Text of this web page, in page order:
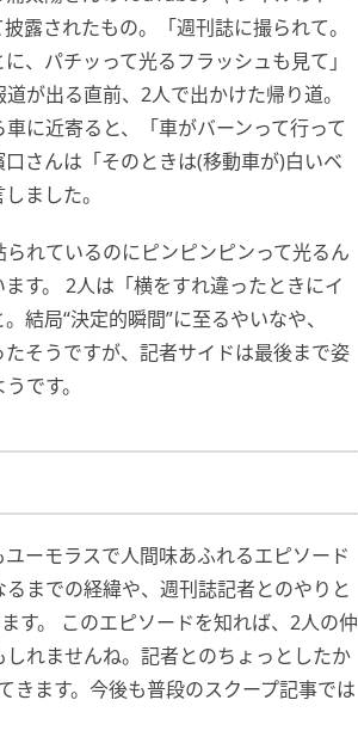
露されたもの。「週刊誌に撮られて。
、パチッって光るフラッシュも見て」
が出る直前、2人で出かけた帰り道。
に近寄ると、「車がバーンって行って
さんは「そのときは(移動車が)白いベ
ました。
れているのにピンピンピンって光るん
す。 2人は「横をすれ違ったときにイ
結局“決定的瞬間”に至るやいなや、
そうですが、記者サイドは最後まで姿
です。
ーモラスで人間味あふれるエピソード
までの経緯や、週刊誌記者とのやりと
す。 このエピソードを知れば、2人の仲
れませんね。記者とのちょっとしたか
きます。今後も普段のスクープ記事では